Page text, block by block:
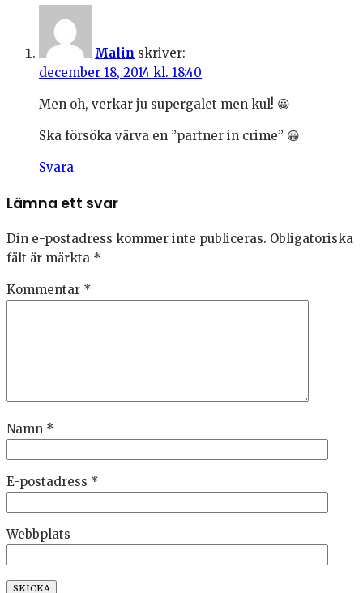
Malin skriver:
december 18, 2014 kl. 18:40
Men oh, verkar ju supergalet men kul! 😀
Ska försöka värva en ”partner in crime” 😀
Svara
Lämna ett svar
Din e-postadress kommer inte publiceras. Obligatoriska
fält är märkta *
Kommentar *
Namn *
E-postadress *
Webbplats